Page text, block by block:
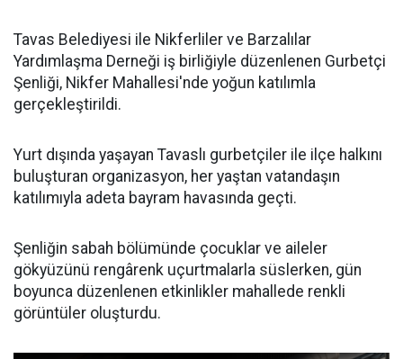
Tavas Belediyesi ile Nikferliler ve Barzalılar
Yardımlaşma Derneği iş birliğiyle düzenlenen Gurbetçi
Şenliği, Nikfer Mahallesi'nde yoğun katılımla
gerçekleştirildi.
Yurt dışında yaşayan Tavaslı gurbetçiler ile ilçe halkını
buluşturan organizasyon, her yaştan vatandaşın
katılımıyla adeta bayram havasında geçti.
Şenliğin sabah bölümünde çocuklar ve aileler
gökyüzünü rengârenk uçurtmalarla süslerken, gün
boyunca düzenlenen etkinlikler mahallede renkli
görüntüler oluşturdu.